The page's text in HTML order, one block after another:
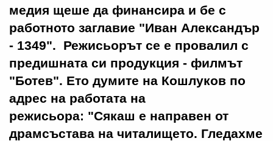
медия щеше да финансира и бе с
работното заглавие "Иван Александър
- 1349". Режисьорът се е провалил с
предишната си продукция - филмът
"Ботев". Ето думите на Кошлуков по
адрес на работата на
режисьора: "Сякаш е направен от
драмсъстава на читалището. Гледахме